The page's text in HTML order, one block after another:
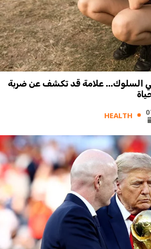
في السلوك... علامة قد تكشف عن ضربة
HEALTH